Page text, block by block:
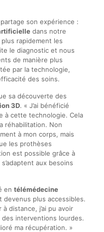
partage son expérience :
dans notre
rapidement les
le diagnostic et nous
de manière plus
par la technologie,
des soins.
sa découverte des
3D. « J’ai bénéficié
à cette technologie. Cela
réhabilitation. Non
à mon corps, mais
les prothèses
est possible grâce à
aux besoins
en télémédecine
devenus plus accessibles.
distance, j’ai pu avoir
interventions lourdes.
ma récupération. »